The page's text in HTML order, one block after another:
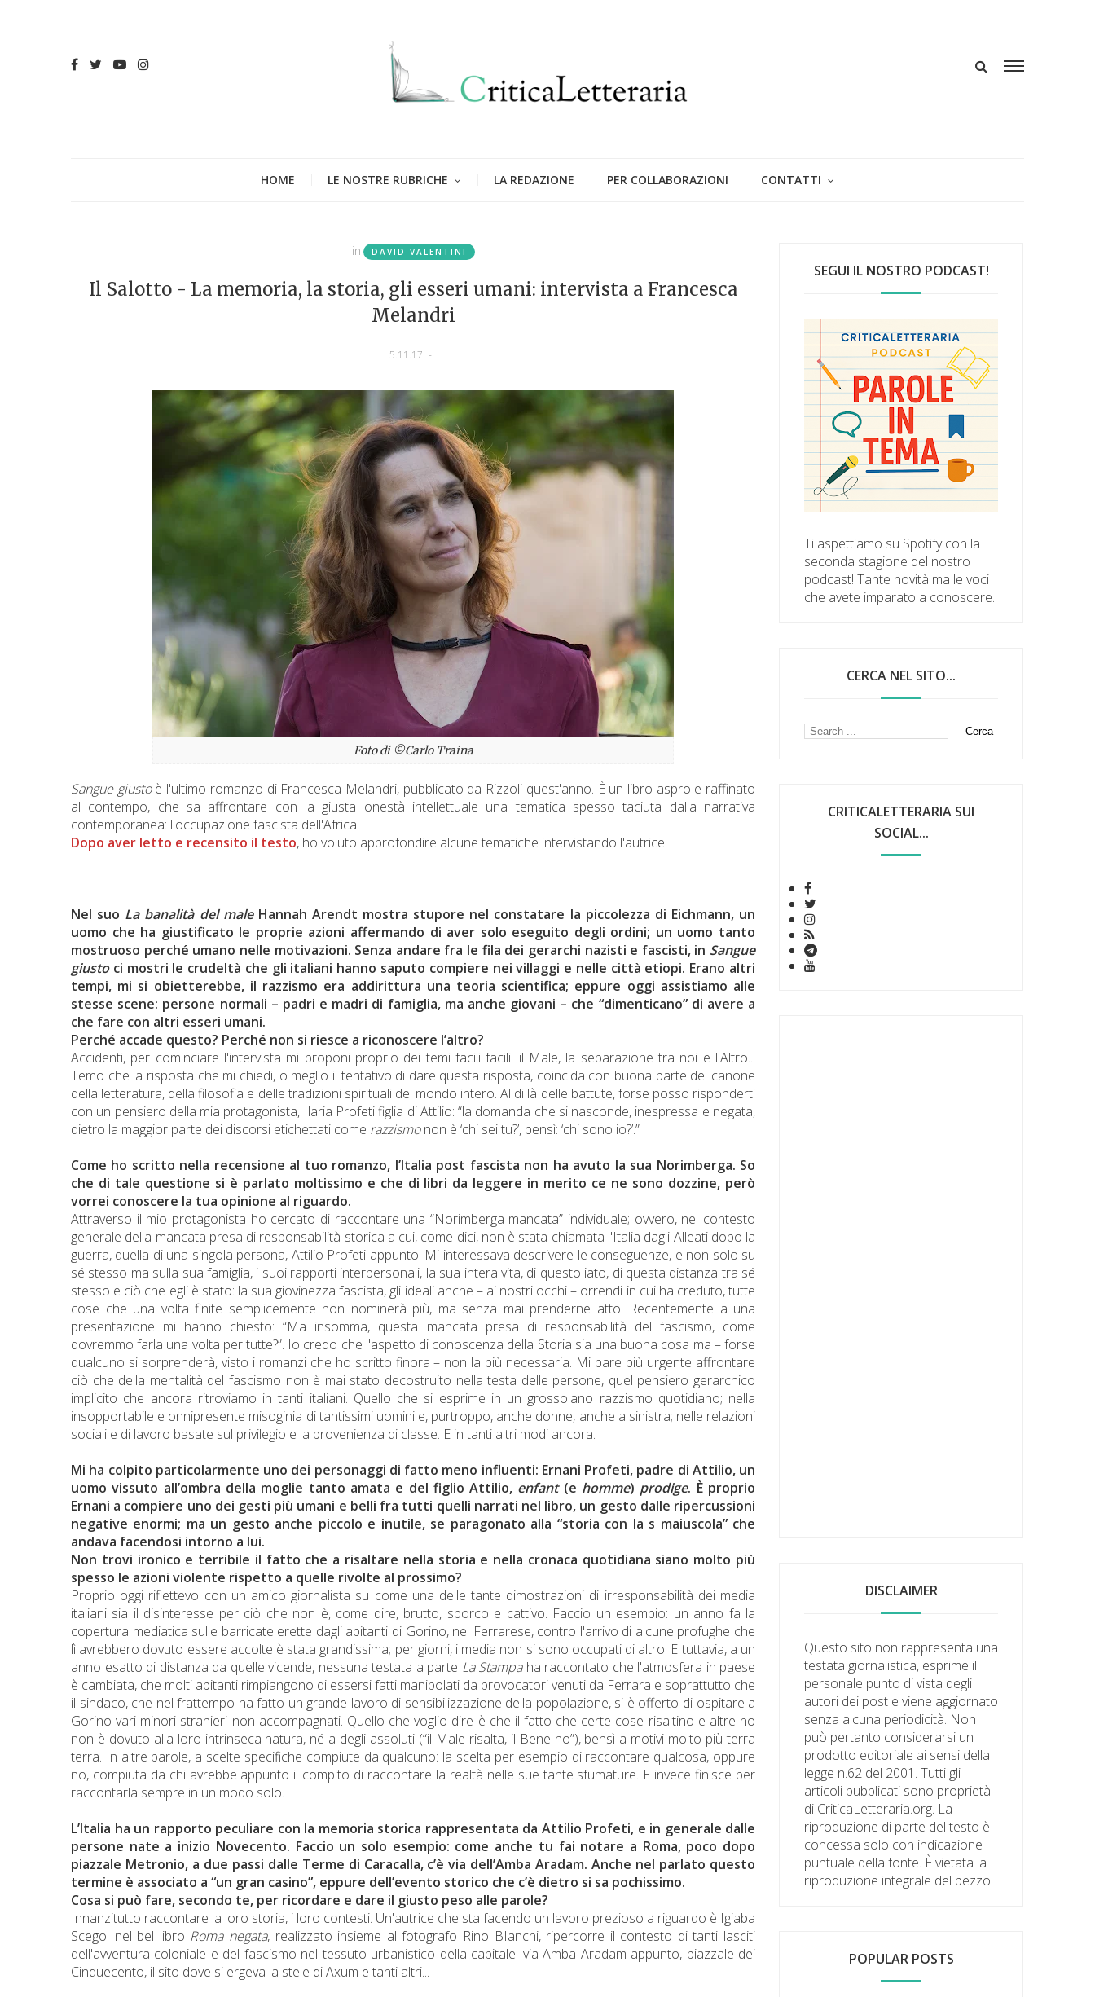
HOME LE NOSTRE RUBRICHE LA REDAZIONE PER COLLABORAZIONI CONTATTI
in DAVID VALENTINI
Il Salotto - La memoria, la storia, gli esseri umani: intervista a Francesca
Melandri
5.11.17 -
Foto di ©Carlo Traina
Sangue giustoè l'ultimo romanzo di Francesca Melandri, pubblicato da Rizzoli quest'anno. È un libro aspro e raffinato
al contempo, che sa affrontare con la giusta onestà intellettuale una tematica spesso taciuta dalla narrativa
contemporanea: l'occupazione fascista dell'Africa.
Dopo aver letto e recensito il testo, ho voluto approfondire alcune tematiche intervistando l'autrice.
Nel suo La banalità del maleHannah Arendt mostra stupore nel constatare la piccolezza di Eichmann, un
uomo che ha giustificato le proprie azioni affermando di aver solo eseguito degli ordini; un uomo tanto
mostruoso perché umano nelle motivazioni. Senza andare fra le fila dei gerarchi nazisti e fascisti, in Sangue
giustoci mostri le crudeltà che gli italiani hanno saputo compiere nei villaggi e nelle città etiopi. Erano altri
tempi, mi si obietterebbe, il razzismo era addirittura una teoria scientifica; eppure oggi assistiamo alle
stesse scene: persone normali – padri e madri di famiglia, ma anche giovani – che “dimenticano” di avere a
che fare con altri esseri umani.
Perché accade questo? Perché non si riesce a riconoscere l’altro?
Accidenti, per cominciare l'intervista mi proponi proprio dei temi facili facili: il Male, la separazione tra noi e l'Altro...
Temo che la risposta che mi chiedi, o meglio il tentativo di dare questa risposta, coincida con buona parte del canone
della letteratura, della filosofia e delle tradizioni spirituali del mondo intero. Al di là delle battute, forse posso risponderti
con un pensiero della mia protagonista, Ilaria Profeti figlia di Attilio: “la domanda che si nasconde, inespressa e negata,
dietro la maggior parte dei discorsi etichettati come razzismonon è ‘chi sei tu?’, bensì: ‘chi sono io?’.”
Come ho scritto nella recensione al tuo romanzo, l’Italia post fascista non ha avuto la sua Norimberga. So
che di tale questione si è parlato moltissimo e che di libri da leggere in merito ce ne sono dozzine, però
vorrei conoscere la tua opinione al riguardo.
Attraverso il mio protagonista ho cercato di raccontare una “Norimberga mancata” individuale; ovvero, nel contesto
generale della mancata presa di responsabilità storica a cui, come dici, non è stata chiamata l'Italia dagli Alleati dopo la
guerra, quella di una singola persona, Attilio Profeti appunto. Mi interessava descrivere le conseguenze, e non solo su
sé stesso ma sulla sua famiglia, i suoi rapporti interpersonali, la sua intera vita, di questo iato, di questa distanza tra sé
stesso e ciò che egli è stato: la sua giovinezza fascista, gli ideali anche – ai nostri occhi – orrendi in cui ha creduto, tutte
cose che una volta finite semplicemente non nominerà più, ma senza mai prenderne atto. Recentemente a una
presentazione mi hanno chiesto: “Ma insomma, questa mancata presa di responsabilità del fascismo, come
dovremmo farla una volta per tutte?”. Io credo che l'aspetto di conoscenza della Storia sia una buona cosa ma – forse
qualcuno si sorprenderà, visto i romanzi che ho scritto finora – non la più necessaria. Mi pare più urgente affrontare
ciò che della mentalità del fascismo non è mai stato decostruito nella testa delle persone, quel pensiero gerarchico
implicito che ancora ritroviamo in tanti italiani. Quello che si esprime in un grossolano razzismo quotidiano; nella
insopportabile e onnipresente misoginia di tantissimi uomini e, purtroppo, anche donne, anche a sinistra; nelle relazioni
sociali e di lavoro basate sul privilegio e la provenienza di classe. E in tanti altri modi ancora.
Mi ha colpito particolarmente uno dei personaggi di fatto meno influenti: Ernani Profeti, padre di Attilio, un
uomo vissuto all’ombra della moglie tanto amata e del figlio Attilio, enfant (e homme) prodige. È proprio
Ernani a compiere uno dei gesti più umani e belli fra tutti quelli narrati nel libro, un gesto dalle ripercussioni
negative enormi; ma un gesto anche piccolo e inutile, se paragonato alla “storia con la s maiuscola” che
andava facendosi intorno a lui.
Non trovi ironico e terribile il fatto che a risaltare nella storia e nella cronaca quotidiana siano molto più
spesso le azioni violente rispetto a quelle rivolte al prossimo?
Proprio oggi riflettevo con un amico giornalista su come una delle tante dimostrazioni di irresponsabilità dei media
italiani sia il disinteresse per ciò che non è, come dire, brutto, sporco e cattivo. Faccio un esempio: un anno fa la
copertura mediatica sulle barricate erette dagli abitanti di Gorino, nel Ferrarese, contro l'arrivo di alcune profughe che
lì avrebbero dovuto essere accolte è stata grandissima; per giorni, i media non si sono occupati di altro. E tuttavia, a un
anno esatto di distanza da quelle vicende, nessuna testata a parte La Stampaha raccontato che l'atmosfera in paese
è cambiata, che molti abitanti rimpiangono di essersi fatti manipolati da provocatori venuti da Ferrara e soprattutto che
il sindaco, che nel frattempo ha fatto un grande lavoro di sensibilizzazione della popolazione, si è offerto di ospitare a
Gorino vari minori stranieri non accompagnati. Quello che voglio dire è che il fatto che certe cose risaltino e altre no
non è dovuto alla loro intrinseca natura, né a degli assoluti (“il Male risalta, il Bene no”), bensì a motivi molto più terra
terra. In altre parole, a scelte specifiche compiute da qualcuno: la scelta per esempio di raccontare qualcosa, oppure
no, compiuta da chi avrebbe appunto il compito di raccontare la realtà nelle sue tante sfumature. E invece finisce per
raccontarla sempre in un modo solo.
L’Italia ha un rapporto peculiare con la memoria storica rappresentata da Attilio Profeti, e in generale dalle
persone nate a inizio Novecento. Faccio un solo esempio: come anche tu fai notare a Roma, poco dopo
piazzale Metronio, a due passi dalle Terme di Caracalla, c’è via dell’Amba Aradam. Anche nel parlato questo
termine è associato a “un gran casino”, eppure dell’evento storico che c’è dietro si sa pochissimo.
Cosa si può fare, secondo te, per ricordare e dare il giusto peso alle parole?
Innanzitutto raccontare la loro storia, i loro contesti. Un'autrice che sta facendo un lavoro prezioso a riguardo è Igiaba
Scego: nel bel libro Roma negata, realizzato insieme al fotografo Rino BIanchi, ripercorre il contesto di tanti lasciti
dell'avventura coloniale e del fascismo nel tessuto urbanistico della capitale: via Amba Aradam appunto, piazzale dei
Cinquecento, il sito dove si ergeva la stele di Axum e tanti altri...
SEGUI IL NOSTRO PODCAST!
Ti aspettiamo su Spotify con la
seconda stagione del nostro
podcast! Tante novità ma le voci
che avete imparato a conoscere.
CERCA NEL SITO...
CRITICALETTERARIA SUI
SOCIAL...
DISCLAIMER
Questo sito non rappresenta una
testata giornalistica, esprime il
personale punto di vista degli
autori dei post e viene aggiornato
senza alcuna periodicità. Non
può pertanto considerarsi un
prodotto editoriale ai sensi della
legge n.62 del 2001. Tutti gli
articoli pubblicati sono proprietà
di CriticaLetteraria.org. La
riproduzione di parte del testo è
concessa solo con indicazione
puntuale della fonte. È vietata la
riproduzione integrale del pezzo.
POPULAR POSTS